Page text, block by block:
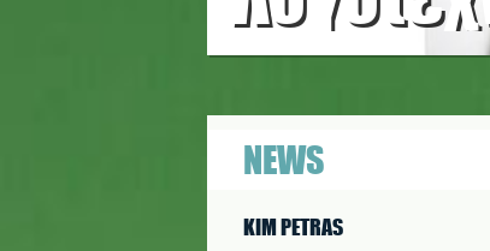
NEWS
KIM PETRAS